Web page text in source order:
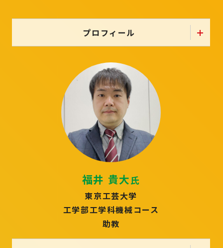
プロフィール
福井 貴大氏
東京工芸大学
工学部工学科機械コース
助教